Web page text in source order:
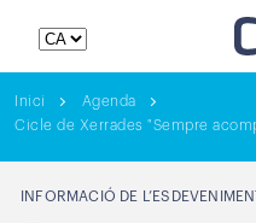
Inici
Agenda
Cicle de Xerrades "Sempre
INFORMACIÓ DE